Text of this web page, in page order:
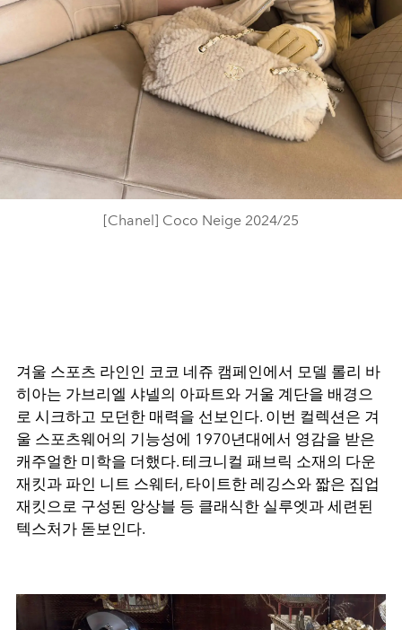
[Chanel] Coco Neige 2024/25
겨울 스포츠 라인인 코코 네쥬 캠페인에서 모델 롤리 바
히아는 가브리엘 샤넬의 아파트와 거울 계단을 배경으
로 시크하고 모던한 매력을 선보인다. 이번 컬렉션은 겨
울 스포츠웨어의 기능성에 1970년대에서 영감을 받은
캐주얼한 미학을 더했다. 테크니컬 패브릭 소재의 다운
재킷과 파인 니트 스웨터, 타이트한 레깅스와 짧은 집업
재킷으로 구성된 앙상블 등 클래식한 실루엣과 세련된
텍스처가 돋보인다.